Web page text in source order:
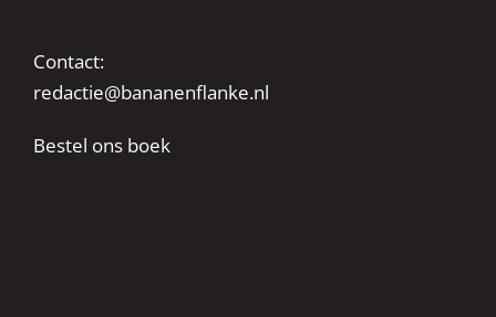
Contact:
redactie@bananenflanke.nl
Bestel ons boek